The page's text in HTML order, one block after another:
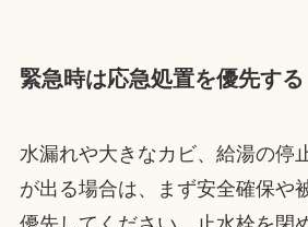
緊急時は応急処置を優先する
水漏れや大きなカビ、給湯の停
が出る場合は、まず安全確保や